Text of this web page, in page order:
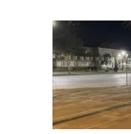
E
a
z
ı
ğ
’
a